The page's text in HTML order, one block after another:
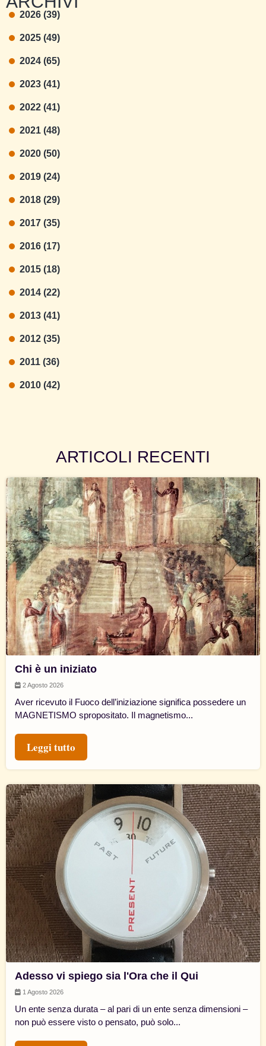
2026 (39)
2025 (49)
2024 (65)
2023 (41)
2022 (41)
2021 (48)
2020 (50)
2019 (24)
2018 (29)
2017 (35)
2016 (17)
2015 (18)
2014 (22)
2013 (41)
2012 (35)
2011 (36)
2010 (42)
ARTICOLI RECENTI
Chi è un iniziato
2 Agosto 2026
Aver ricevuto il Fuoco dell’iniziazione significa possedere un
MAGNETISMO spropositato. Il magnetismo...
Leggi tutto
Adesso vi spiego sia l'Ora che il Qui
1 Agosto 2026
Un ente senza durata – al pari di un ente senza dimensioni –
non può essere visto o pensato, può solo...